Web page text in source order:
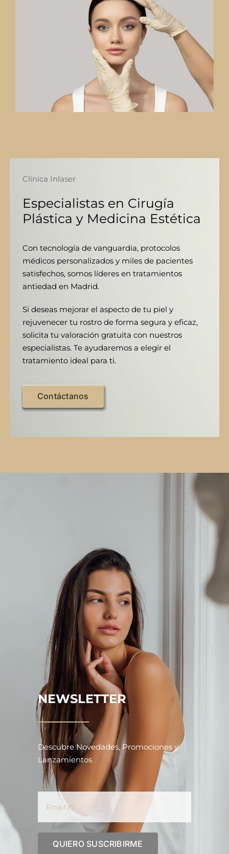
Clínica Inlaser
Especialistas en Cirugía
Plástica y Medicina Estética
Con tecnología de vanguardia, protocolos
médicos personalizados y miles de pacientes
satisfechos, somos líderes en tratamientos
antiedad en Madrid.
Si deseas mejorar el aspecto de tu piel y
rejuvenecer tu rostro de forma segura y eficaz,
solicita tu valoración gratuita con nuestros
especialistas. Te ayudaremos a elegir el
tratamiento ideal para ti.
Contáctanos
NEWSLETTER
Descubre Novedades, Promociones y
Lanzamientos